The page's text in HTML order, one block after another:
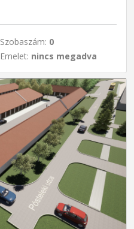
Szobaszám: 0
Emelet: nincs megadva